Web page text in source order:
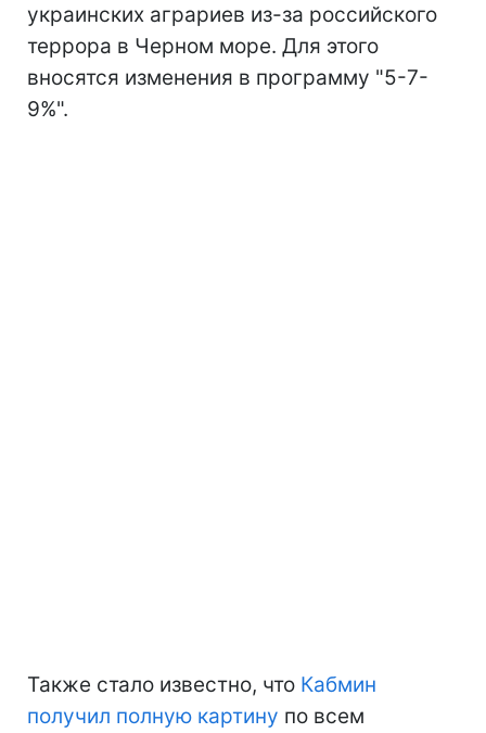
украинских аграриев из-за российского
террора в Черном море. Для этого
вносятся изменения в программу "5-7-
9%".
Также стало известно, что Кабмин
получил полную картину по всем